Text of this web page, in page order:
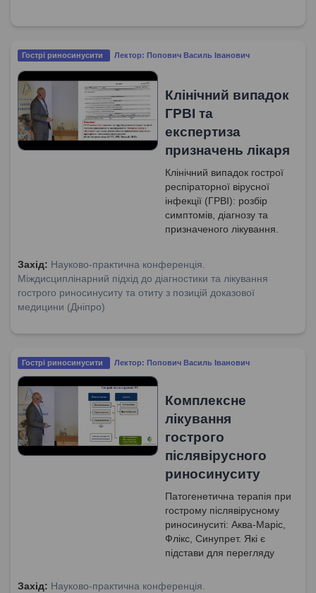
Гострі риносинусити Лектор: Попович Василь Іванович
Клінічний випадок
ГРВІ та
експертиза
призначень лікаря
Клінічний випадок гострої
респіраторної вірусної
інфекції (ГРВІ): розбір
симптомів, діагнозу та
призначеного лікування.
препаратів з доведеною
ефективністю згідно
клінічних рекомендацій.
Захід: Науково-практична конференція.
Міждисциплінарний підхід до діагностики та лікування
гострого риносинуситу та отиту з позицій доказової
медицини (Дніпро)
Гострі риносинусити Лектор: Попович Василь Іванович
Комплексне
лікування
гострого
післявірусного
риносинуситу
Патогенетична терапія при
гострому післявірусному
риносинуситі: Аква-Маріс,
Флікс, Синупрет. Які є
підстави для перегляду
Захід: Науково-практична конференція.